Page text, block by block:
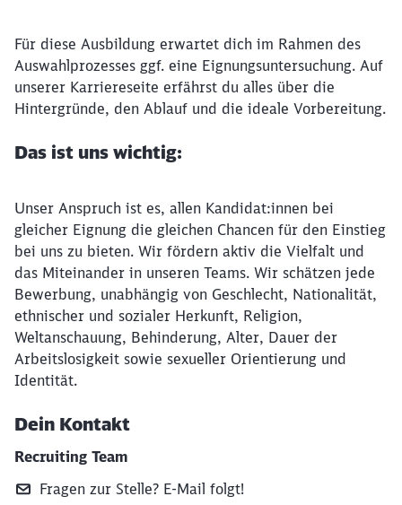
Für diese Ausbildung erwartet dich im Rahmen des
Auswahlprozesses ggf. eine Eignungsuntersuchung. Auf
unserer Karriereseite erfährst du alles über die
Hintergründe, den Ablauf und die ideale Vorbereitung.
Das ist uns wichtig:
Unser Anspruch ist es, allen Kandidat:innen bei
gleicher Eignung die gleichen Chancen für den Einstieg
bei uns zu bieten. Wir fördern aktiv die Vielfalt und
das Miteinander in unseren Teams. Wir schätzen jede
Bewerbung, unabhängig von Geschlecht, Nationalität,
ethnischer und sozialer Herkunft, Religion,
Weltanschauung, Behinderung, Alter, Dauer der
Arbeitslosigkeit sowie sexueller Orientierung und
Identität.
Dein Kontakt
Recruiting Team
Fragen zur Stelle? E‑Mail folgt!